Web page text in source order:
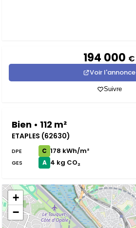
194 000 €
Voir l'annonce
Suivre
Bien • 112 m²
ETAPLES (62630)
DPE C 178 kWh/m²
GES A 4 kg CO₂
+
−